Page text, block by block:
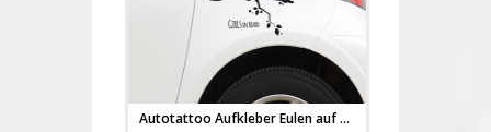
Autotattoo Aufkleber Eulen auf Ast „Girls On Board“ M1636